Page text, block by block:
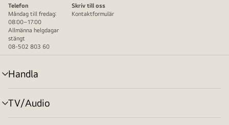
Telefon
Måndag till fredag:
08:00–17:00
Allmänna helgdagar
stängt
08-502 803 60
Skriv till oss
Kontaktformulär
Handla
menyväxling
TV/Audio
menyväxling